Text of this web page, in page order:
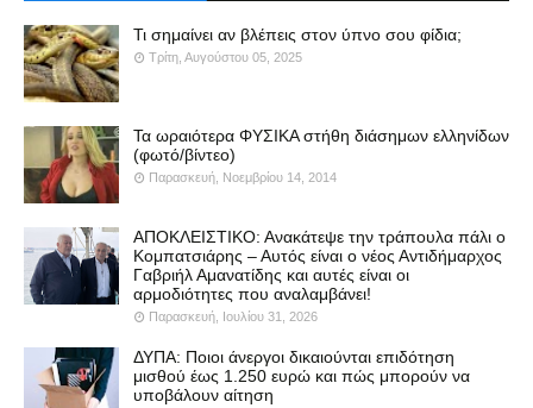
Τι σημαίνει αν βλέπεις στον ύπνο σου φίδια;
Τρίτη, Αυγούστου 05, 2025
Τα ωραιότερα ΦΥΣΙΚΑ στήθη διάσημων ελληνίδων
(φωτό/βίντεο)
Παρασκευή, Νοεμβρίου 14, 2014
ΑΠΟΚΛΕΙΣΤΙΚΟ: Ανακάτεψε την τράπουλα πάλι ο
Κομπατσιάρης – Αυτός είναι ο νέος Αντιδήμαρχος
Γαβριήλ Αμανατίδης και αυτές είναι οι
αρμοδιότητες που αναλαμβάνει!
Παρασκευή, Ιουλίου 31, 2026
ΔΥΠΑ: Ποιοι άνεργοι δικαιούνται επιδότηση
μισθού έως 1.250 ευρώ και πώς μπορούν να
υποβάλουν αίτηση